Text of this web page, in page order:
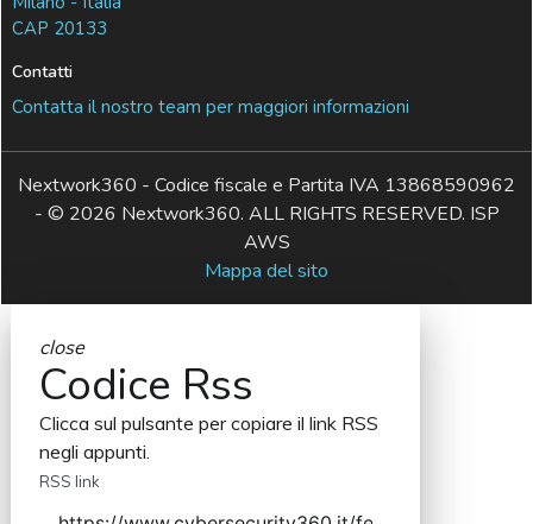
CAP 20133
Contatti
Contatta il nostro team per maggiori informazioni
Nextwork360 - Codice fiscale e Partita IVA 13868590962
- © 2026 Nextwork360. ALL RIGHTS RESERVED. ISP
AWS
Mappa del sito
close
Codice Rss
Clicca sul pulsante per copiare il link RSS
negli appunti.
RSS link